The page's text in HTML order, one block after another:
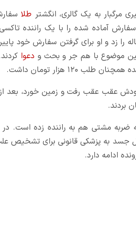
به یک گالری، انگشتر طلا
سفارش آماده شده را با یک راننده
دهنده فرستادند. وقتی راننده زنگ خانه مرد ۳۰ ساله را زد و او برای گرفتن
دعوا
عقب عقب رفت و زمین خورد، بعد
بردند.
شده حکایت از آن داشت که مرد ۳۰ ساله ضربه مشتی هم به
جسد به پزشکی قانونی برای تشخیص
ادامه دارد.